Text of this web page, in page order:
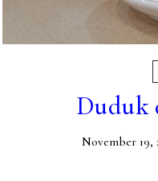
Duduk
November 19,